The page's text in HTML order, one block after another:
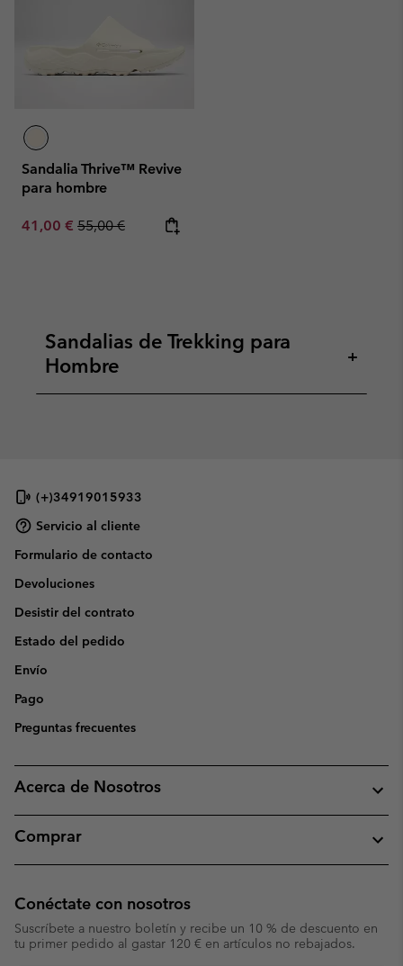
Sandalia Thrive™ Revive
para hombre
Sale price:
41,00 € Regular price:
55,00 €
Sandalias de Trekking para
Hombre
+
(+)34919015933
Servicio al cliente
Formulario de contacto
Devoluciones
Desistir del contrato
Estado del pedido
Envío
Pago
Preguntas frecuentes
Acerca de Nosotros
Comprar
Conéctate con nosotros
Suscríbete a nuestro boletín y recibe un 10 % de descuento en
tu primer pedido al gastar 120 € en artículos no rebajados.